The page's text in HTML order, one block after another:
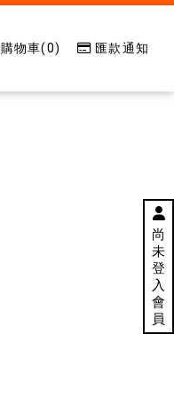
尚
未
登
入
會
員
購物車(0) 匯款通知